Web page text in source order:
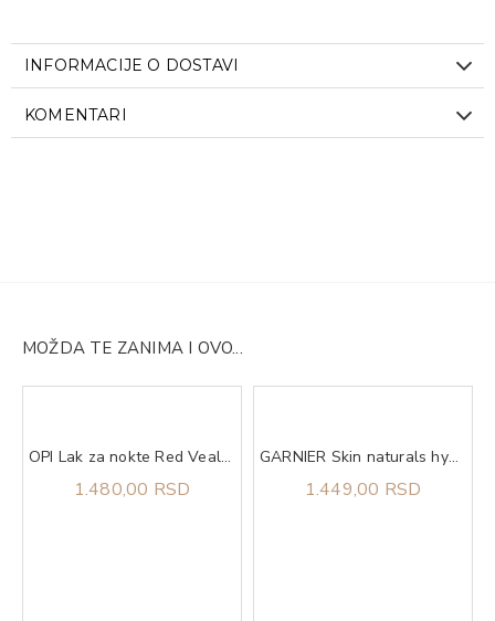
INFORMACIJE O DOSTAVI
KOMENTARI
MOŽDA TE ZANIMA I OVO...
OPI Lak za nokte Red Veal your Truth
1.480,00 RSD
GARNIER Skin naturals hyaluronic aloe serum 30ml
1.449,00 RSD